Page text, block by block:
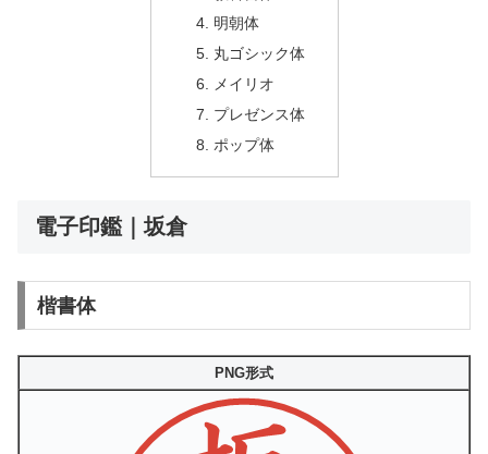
明朝体
丸ゴシック体
メイリオ
プレゼンス体
ポップ体
電子印鑑｜坂倉
楷書体
PNG形式